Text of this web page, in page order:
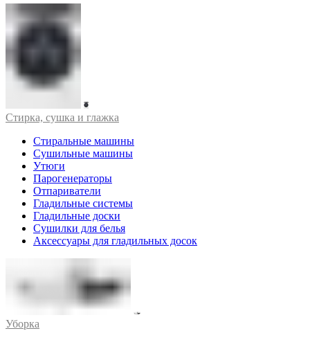
Стирка, сушка и глажка
Стиральные машины
Сушильные машины
Утюги
Парогенераторы
Отпариватели
Гладильные системы
Гладильные доски
Сушилки для белья
Аксессуары для гладильных досок
Уборка